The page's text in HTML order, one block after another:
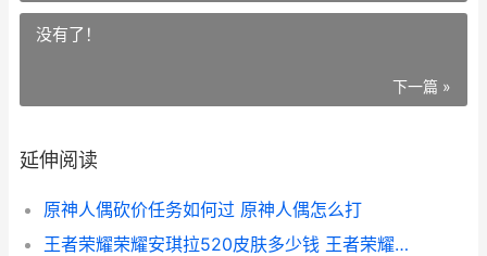
没有了！
下一篇 »
延伸阅读
原神人偶砍价任务如何过 原神人偶怎么打
王者荣耀荣耀安琪拉520皮肤多少钱 王者荣耀安卓安装目录_1